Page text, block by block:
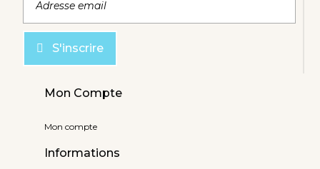
S'inscrire
Mon Compte
Mon compte
Informations